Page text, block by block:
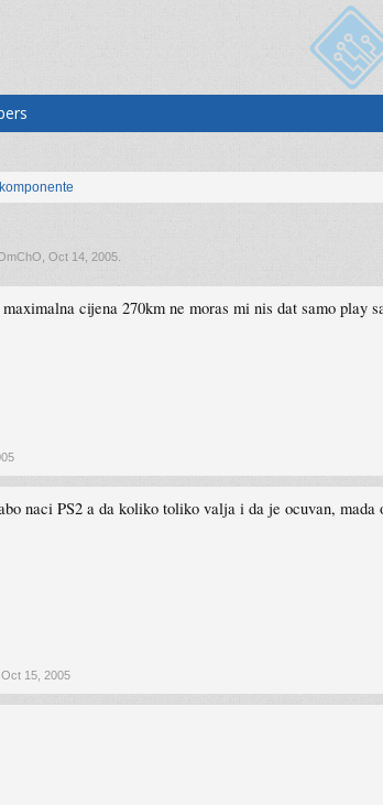
Oct 14, 2005
cijena 270km ne moras mi nis dat samo play
naci PS2 a da koliko toliko valja i da je ocuvan, mada
Oct 15, 2005